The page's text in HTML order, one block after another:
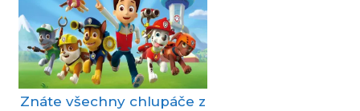
Znáte všechny chlupáče z